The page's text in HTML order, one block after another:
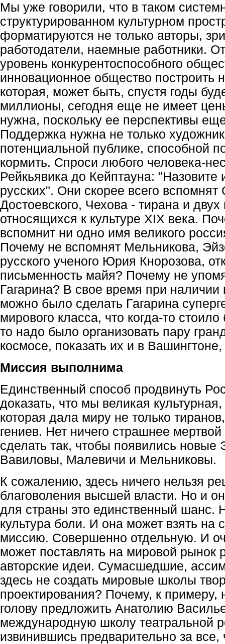
Мы уже говорили, что в таком
структурированном культурном
форматируются не только авторы,
работодатели, наемные работники.
уровень конкурентоспособного
инновационное общество построить
которая, может быть, спустя годы
миллионы, сегодня еще не имеет
нужна, поскольку ее перспективы
Поддержка нужна не только
потенциальной публике, способной
кормить. Спроси любого человека-
Рейкьявика до Кейптауна:
русских". Они скорее всего вспомнят
Достоевского, Чехова - тирана и
относящихся к культуре XIX века.
вспомнит ни одно имя великого
Почему не вспомнят Мельникова,
русского ученого Юрия Кнорозова,
письменность майя? Почему не
Гагарина? В свое время при наличии
можно было сделать Гагарина
мирового класса, что когда-то
то надо было организовать пару
космосе, показать их и в
Миссия выполнима
Единственный способ продвинуть
доказать, что мы великая
которая дала миру не только
гениев. Нет ничего страшнее
сделать так, чтобы появились
Вавиловы, Малевичи и Мельниковы.
К сожалению, здесь ничего нельзя
благоволения высшей власти. Но и
для страны это единственный шанс.
культура боли. И она может взять на
миссию. Совершенно отдельную. И
может поставлять на мировой рынок
авторские идеи. Сумасшедшие,
здесь не создать мировые школы
проектирования? Почему, к примеру,
голову предложить Анатолию
международную школу театральной
извинившись предварительно за